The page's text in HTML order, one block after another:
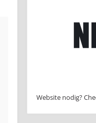
Website nodig?